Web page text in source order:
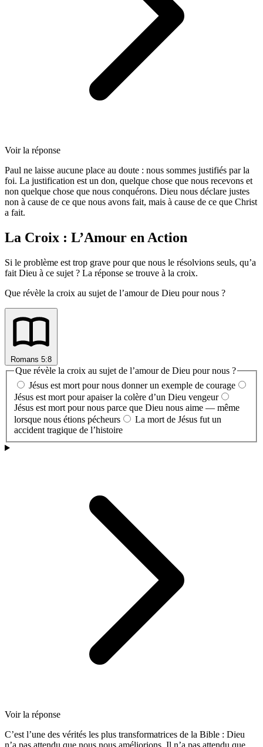
Voir la réponse
Paul ne laisse aucune place au doute : nous sommes justifiés par la
foi. La justification est un don, quelque chose que nous recevons et
non quelque chose que nous conquérons. Dieu nous déclare justes
non à cause de ce que nous avons fait, mais à cause de ce que Christ
a fait.
La Croix : L’Amour en Action
Si le problème est trop grave pour que nous le résolvions seuls, qu’a
fait Dieu à ce sujet ? La réponse se trouve à la croix.
Que révèle la croix au sujet de l’amour de Dieu pour nous ?
Romans 5:8
Que révèle la croix au sujet de l’amour de Dieu pour nous ?
Jésus est mort pour nous donner un exemple de courage
Jésus est mort pour apaiser la colère d’un Dieu vengeur
Jésus est mort pour nous parce que Dieu nous aime — même
lorsque nous étions pécheurs
La mort de Jésus fut un
accident tragique de l’histoire
Voir la réponse
C’est l’une des vérités les plus transformatrices de la Bible : Dieu